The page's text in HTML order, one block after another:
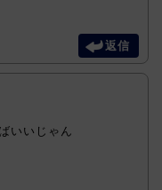
返信
いいじゃん